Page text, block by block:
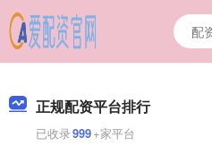
正规配资平台排行
已收录999+家平台